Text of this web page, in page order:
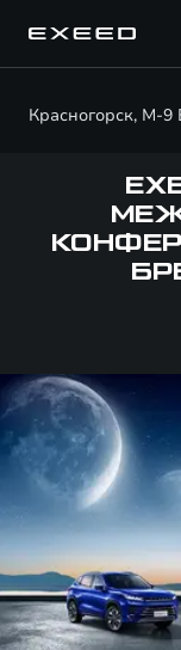
Красногорск, М-9